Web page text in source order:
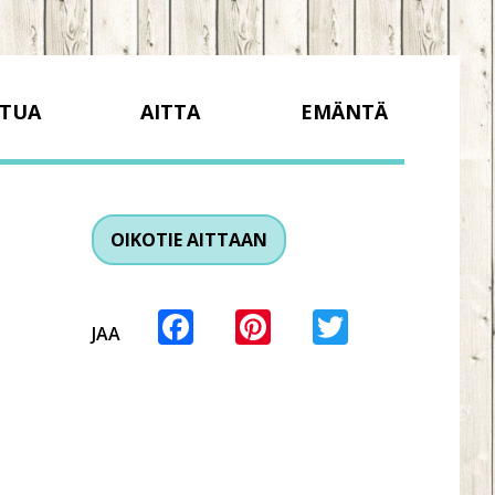
AITTA EMÄNTÄ
OIKOTIE AITTAAN
JAA Facebook
PinterestTwitter